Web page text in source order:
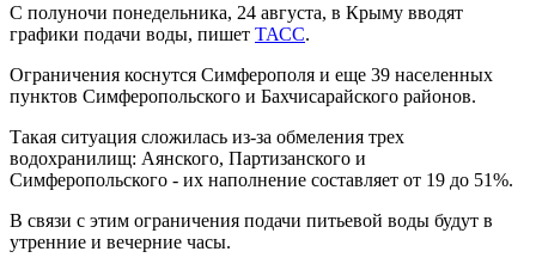
С полуночи понедельника, 24 августа, в Крыму вводят
графики подачи воды, пишет ТАСС.
Ограничения коснутся Симферополя и еще 39 населенных
пунктов Симферопольского и Бахчисарайского районов.
Такая ситуация сложилась из-за обмеления трех
водохранилищ: Аянского, Партизанского и
Симферопольского - их наполнение составляет от 19 до 51%.
В связи с этим ограничения подачи питьевой воды будут в
утренние и вечерние часы.